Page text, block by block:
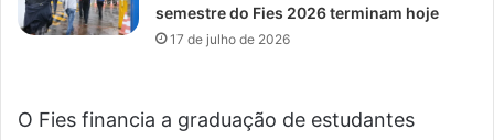
semestre do Fies 2026 terminam hoje
17 de julho de 2026
O Fies financia a graduação de estudantes